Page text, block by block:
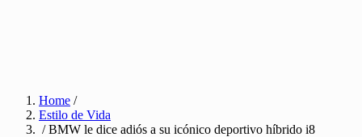
Home /
Estilo de Vida
/ BMW le dice adiós a su icónico deportivo híbrido i8